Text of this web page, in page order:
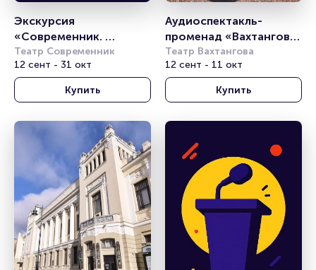
Экскурсия
«Современник.
Путешествие во
времени»
Театр Современник
12 сент - 31 окт
Купить
Аудиоспектакль-
променад «Вахтангов.
Путь к Турандот»
Театр Вахтангова
12 сент - 11 окт
Купить